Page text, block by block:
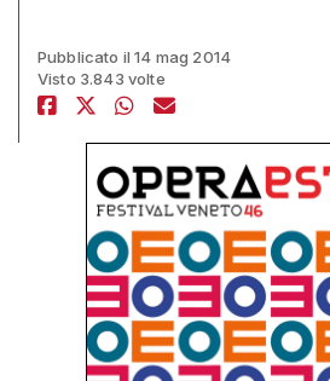
Pubblicato il 14 mag 2014
Visto 3.843 volte